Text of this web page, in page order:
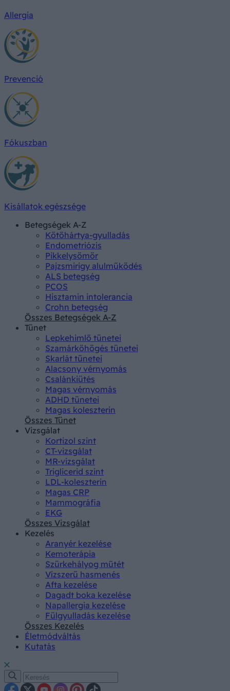
Allergia
Prevenció
Fókuszban
Kisállatok egészsége
Betegségek A-Z
Kötőhártya-gyulladás
Endometriózis
Pikkelysömör
Pajzsmirigy alulműködés
ALS betegség
PCOS
Hisztamin intolerancia
Crohn betegség
Összes Betegségek A-Z
Tünet
Lepkehimlő tünetei
Szamárköhögés tünetei
Skarlát tünetei
Alacsony vérnyomás
Csalánkiütés
Magas vérnyomás
ADHD tünetei
Magas koleszterin
Összes Tünet
Vizsgálat
Kortizol szint
CT-vizsgálat
MR-vizsgálat
Triglicerid szint
LDL-koleszterin
Magas CRP
Mammográfia
EKG
Összes Vizsgálat
Kezelés
Aranyér kezelése
Kemoterápia
Szürkehályog műtét
Vízszerű hasmenés
Afta kezelése
Dagadt boka kezelése
Napallergia kezelése
Fülgyulladás kezelése
Összes Kezelés
Életmódváltás
Kutatás